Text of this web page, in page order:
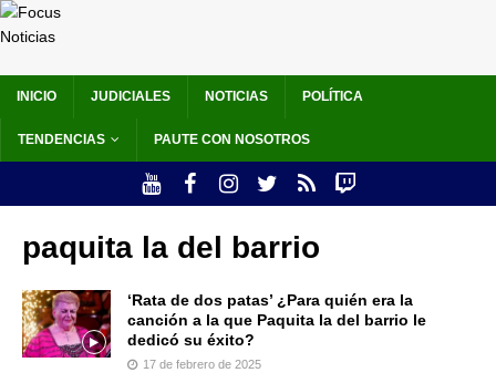
INICIO JUDICIALES NOTICIAS POLÍTICA
TENDENCIAS PAUTE CON NOSOTROS
paquita la del barrio
‘Rata de dos patas’ ¿Para quién era la
canción a la que Paquita la del barrio le
dedicó su éxito?
17 de febrero de 2025